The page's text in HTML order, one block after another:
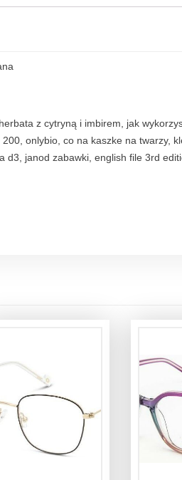
z cytryną i imbirem, jak
onlybio, co na kaszke na twarzy,
d3, janod zabawki, english file 3rd